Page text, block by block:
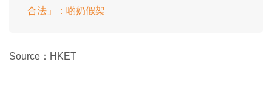
合法」：啲奶假架
Source：HKET